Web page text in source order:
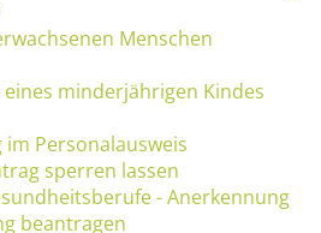
Menschen
minderjährigen Kindes
Personalausweis
sperren lassen
- Anerkennung
beantragen